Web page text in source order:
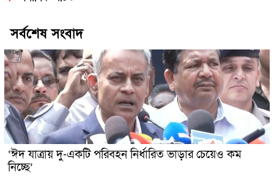
সর্বশেষ সংবাদ
‘ঈদ যাত্রায় দু-একটি পরিবহন নির্ধারিত ভাড়ার চেয়েও কম
নিচ্ছে’